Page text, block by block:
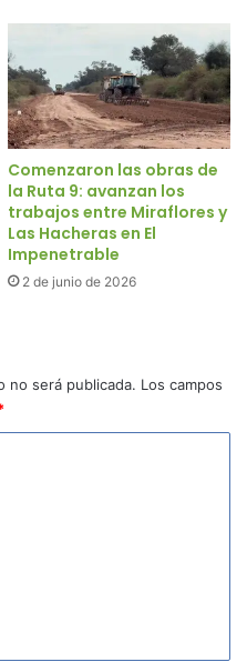
Comenzaron las obras de
la Ruta 9: avanzan los
trabajos entre Miraflores y
Las Hacheras en El
Impenetrable
2 de junio de 2026
no será publicada. Los campos